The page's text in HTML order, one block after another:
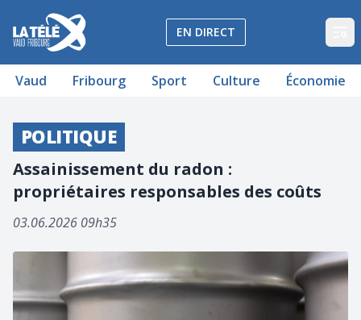
La Télé - Télévision régionale Vaud et Fribourg
EN DIRECT
Vaud Fribourg Sport Culture Économie
POLITIQUE
Assainissement du radon :
propriétaires responsables des coûts
03.06.2026 09h35